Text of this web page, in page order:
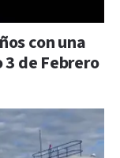
con una
de Febrero